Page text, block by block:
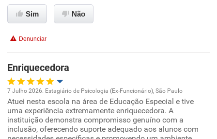
Ambiente de trabalho
Benefícios
Recomenda esta empresa
Recomenda a diretoria
Sim Não
Denunciar
Enriquecedora
Oportunidade de promoção
Ambiente de trabalho
7 Julho 2026. Estagiário de Psicologia (Ex-Funcionário), São Paulo
Atuei nesta escola na área de Educação Especial e tive
uma experiência extremamente enriquecedora. A
instituição demonstra compromisso genuíno com a
inclusão, oferecendo suporte adequado aos alunos com